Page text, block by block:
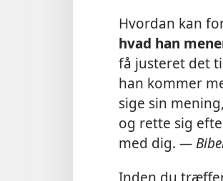
Hvordan kan
hvad han
få justeret det
han kommer
sige sin
og rette sig
med dig. —
Inden du